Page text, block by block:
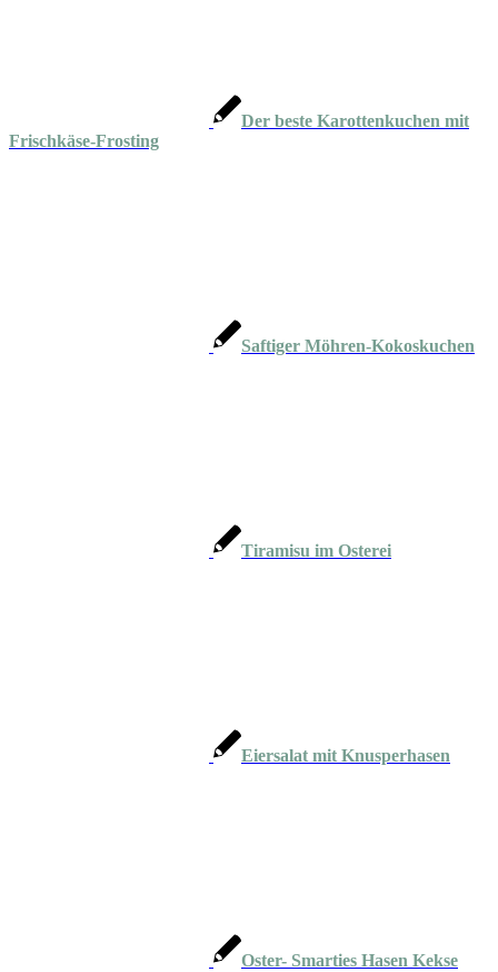
Der beste Karottenkuchen mit
Frischkäse-Frosting
Saftiger Möhren-Kokoskuchen
Tiramisu im Osterei
Eiersalat mit Knusperhasen
Oster- Smarties Hasen Kekse